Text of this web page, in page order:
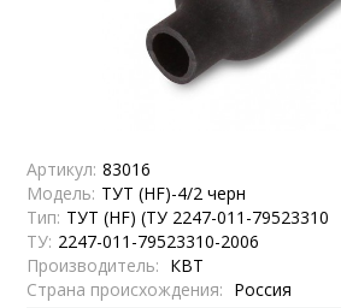
Артикул: 83016
Модель: ТУТ (HF)-4/2 черн
Тип: ТУТ (HF) (ТУ 2247-011-79523310
ТУ: 2247-011-79523310-2006
Производитель: КВТ
Страна происхождения: Россия